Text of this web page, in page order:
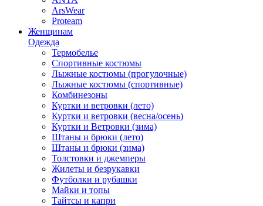
ArsWear
Proteam
Женщинам
Одежда
Термобелье
Спортивные костюмы
Лыжные костюмы (прогулочные)
Лыжные костюмы (спортивные)
Комбинезоны
Куртки и ветровки (лето)
Куртки и ветровки (весна/осень)
Куртки и Ветровки (зима)
Штаны и брюки (лето)
Штаны и брюки (зима)
Толстовки и джемперы
Жилеты и безрукавки
Футболки и рубашки
Майки и топы
Тайтсы и капри